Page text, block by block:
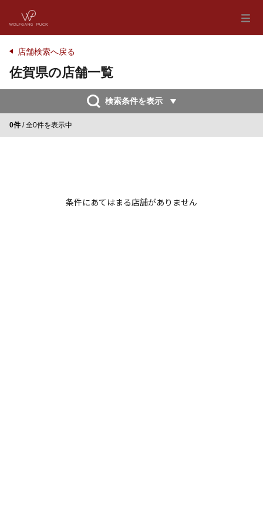
店舗検索へ戻る
佐賀県の店舗一覧
検索条件を表示
0件 / 全0件を表示中
条件にあてはまる店舗がありません